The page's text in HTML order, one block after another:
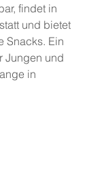
findet in
und bietet
Snacks. Ein
Jungen und
in